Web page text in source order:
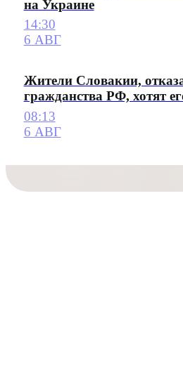
на Украине
14:30
6 АВГ
Жители Словакии,
гражданства РФ, хотят
08:13
6 АВГ